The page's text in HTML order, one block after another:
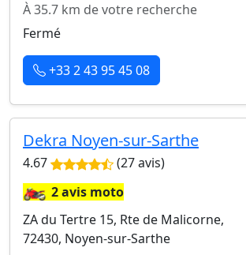
À 35.7 km de votre recherche
Fermé
+33 2 43 95 45 08
Dekra Noyen-sur-Sarthe
4.67 (27 avis)
🏍️2 avis moto
ZA du Tertre 15, Rte de Malicorne,
72430, Noyen-sur-Sarthe